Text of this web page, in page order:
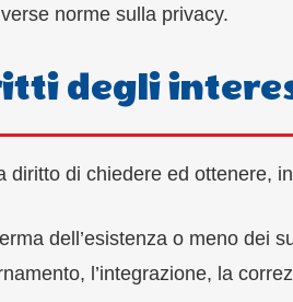
norme sulla privacy.
degli
diritto di chiedere ed ottenere,
dell’esistenza o meno dei
l’integrazione, la